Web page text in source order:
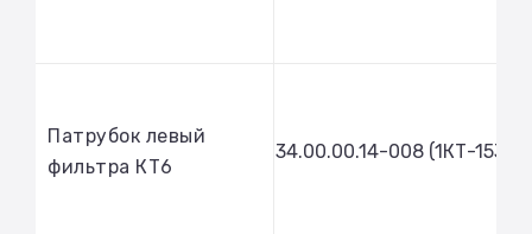
Патрубок левый
фильтра КТ6
34.00.00.14-008 (1КТ-153)